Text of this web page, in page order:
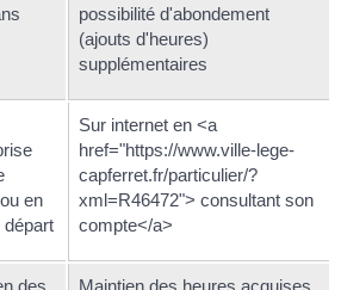
possibilité d'abondement
(ajouts d'heures)
supplémentaires
en
Sur internet en <a
href="https://www.ville-lege-
capferret.fr/particulier/?
xml=R46472"> consultant son
compte</a>
des Maintien des heures acquises